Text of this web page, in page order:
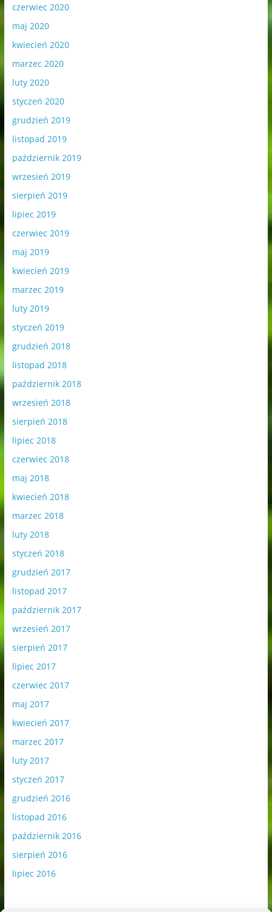
czerwiec 2020
maj 2020
kwiecień 2020
marzec 2020
luty 2020
styczeń 2020
grudzień 2019
listopad 2019
październik 2019
wrzesień 2019
sierpień 2019
lipiec 2019
czerwiec 2019
maj 2019
kwiecień 2019
marzec 2019
luty 2019
styczeń 2019
grudzień 2018
listopad 2018
październik 2018
wrzesień 2018
sierpień 2018
lipiec 2018
czerwiec 2018
maj 2018
kwiecień 2018
marzec 2018
luty 2018
styczeń 2018
grudzień 2017
listopad 2017
październik 2017
wrzesień 2017
sierpień 2017
lipiec 2017
czerwiec 2017
maj 2017
kwiecień 2017
marzec 2017
luty 2017
styczeń 2017
grudzień 2016
listopad 2016
październik 2016
sierpień 2016
lipiec 2016